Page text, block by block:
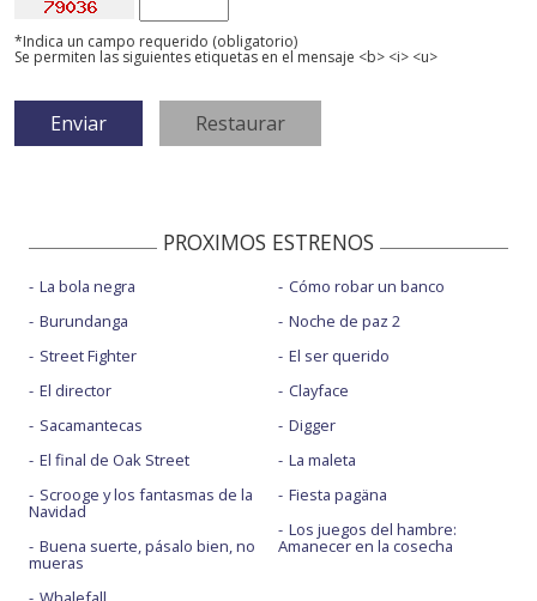
*Indica un campo requerido (obligatorio)
Se permiten las siguientes etiquetas en el mensaje <b> <i> <u>
PROXIMOS ESTRENOS
La bola negra
Burundanga
Street Fighter
El director
Sacamantecas
El final de Oak Street
Scrooge y los fantasmas de la
Navidad
Buena suerte, pásalo bien, no
mueras
Cómo robar un banco
Noche de paz 2
El ser querido
Clayface
Digger
La maleta
Fiesta pagäna
Los juegos del hambre:
Amanecer en la cosecha